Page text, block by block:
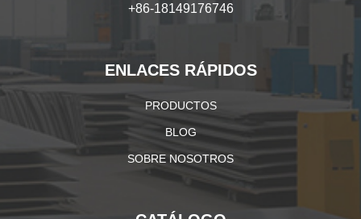
+86-18149176746
ENLACES RÁPIDOS
PRODUCTOS
BLOG
SOBRE NOSOTROS